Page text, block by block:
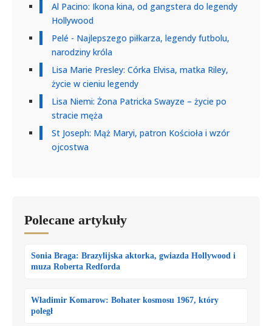
Al Pacino: Ikona kina, od gangstera do legendy
Hollywood
Pelé - Najlepszego piłkarza, legendy futbolu,
narodziny króla
Lisa Marie Presley: Córka Elvisa, matka Riley,
życie w cieniu legendy
Lisa Niemi: Żona Patricka Swayze – życie po
stracie męża
St Joseph: Mąż Maryi, patron Kościoła i wzór
ojcostwa
Polecane artykuły
Sonia Braga: Brazylijska aktorka, gwiazda Hollywood i
muza Roberta Redforda
Władimir Komarow: Bohater kosmosu 1967, który
poległ